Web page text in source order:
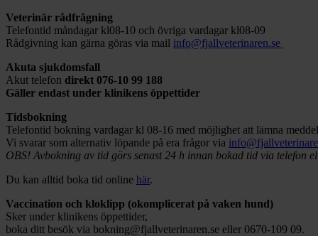
Veterinär rådfrågning
Telefontid måndagar kl08-10 och övriga vardagar kl08-09
Rådgivning kan gärna göras via mail info@fjallveterinaren.se
Akuta sjukdomsfall
Akut telefon direkt 076-10 99 188
Gäller endast under klinikens öppettider
Tidsbokning
Telefontid bokning vardagar kl 08-16 med möjlighet att lämna
Vi svarar som alternativ löpande på era frågor via
OBS! Avbokning av tid görs senast 24 h innan bokad tid via telefon
Du kan alltid boka tid online här.
Vaccination och kloklipp (okomplicerat på vaken hund)
Sker under klinikens öppettider,
boka ditt besök via bokning@fjallveterinaren.se eller 0670-109 09.